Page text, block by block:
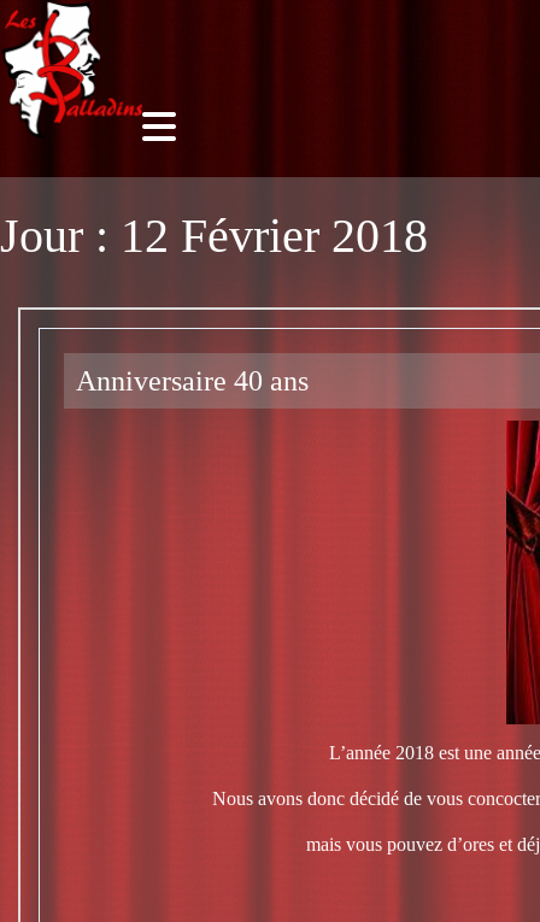
Jour : 12 Février 2018
Anniversaire 40 ans
L’année 2018 est une
Nous avons donc décidé de vous
mais vous pouvez d’ores et